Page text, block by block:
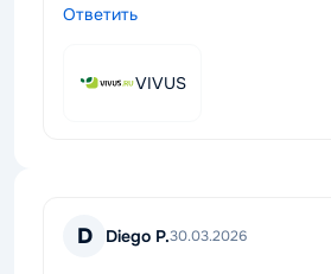
Ответить
VIVUS
D Diego P.30.03.2026